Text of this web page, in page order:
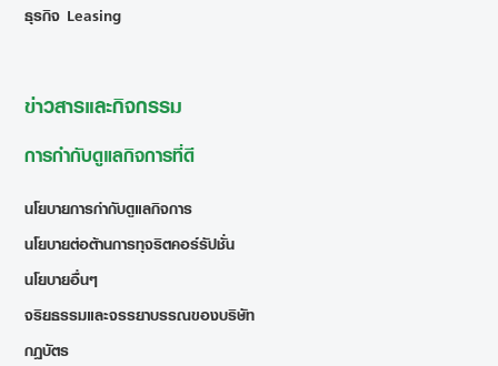
ธุรกิจ Leasing
ข่าวสารและกิจกรรม
การกำกับดูแลกิจการที่ดี
นโยบายการกำกับดูแลกิจการ
นโยบายต่อต้านการทุจริตคอร์รัปชั่น
นโยบายอื่นๆ
จริยธรรมและจรรยาบรรณของบริษัท
กฎบัตร